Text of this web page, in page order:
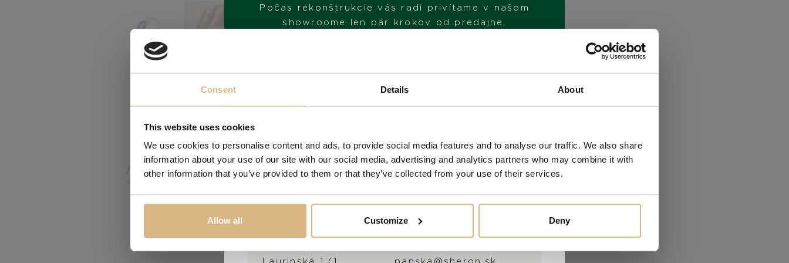
Consent Details About
This website uses cookies
We use cookies to personalise content and ads, to provide social media features and to analyse our traffic. We also share
information about your use of our site with our social media, advertising and analytics partners who may combine it with
other information that you’ve provided to them or that they’ve collected from your use of their services.
Allow all Customize Deny
ZNAČKA
SKLADOM
Počas rekonštrukcie vás radi privítame v našom
showroome len pár krokov od predajne.
NAVŠTÍVTE NÁŠ SHOWROOM
Laurinská 1 (1.
panska@sheron.sk